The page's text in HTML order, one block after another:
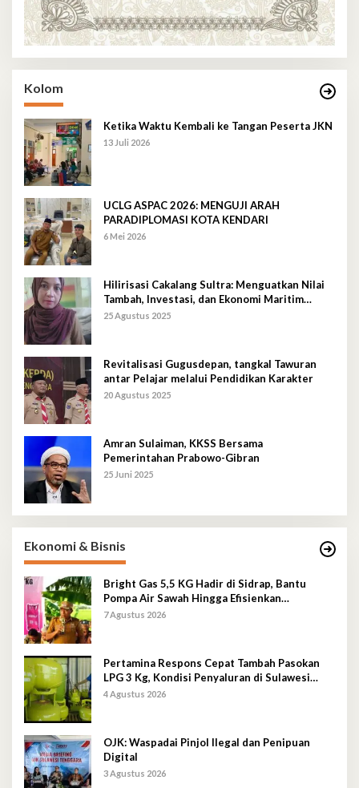
Kolom
Ketika Waktu Kembali ke Tangan Peserta JKN
13 Juli 2026
UCLG ASPAC 2026: MENGUJI ARAH
PARADIPLOMASI KOTA KENDARI
6 Mei 2026
Hilirisasi Cakalang Sultra: Menguatkan Nilai
Tambah, Investasi, dan Ekonomi Maritim
Berkelanjutan
25 Agustus 2025
Revitalisasi Gugusdepan, tangkal Tawuran
antar Pelajar melalui Pendidikan Karakter
20 Agustus 2025
Amran Sulaiman, KKSS Bersama
Pemerintahan Prabowo-Gibran
25 Juni 2025
Ekonomi & Bisnis
Bright Gas 5,5 KG Hadir di Sidrap, Bantu
Pompa Air Sawah Hingga Efisienkan
Penyaluran Elpiji 3 Kg
7 Agustus 2026
Pertamina Respons Cepat Tambah Pasokan
LPG 3 Kg, Kondisi Penyaluran di Sulawesi
Selatan Berlangsung Kondusif
4 Agustus 2026
OJK: Waspadai Pinjol Ilegal dan Penipuan
Digital
3 Agustus 2026